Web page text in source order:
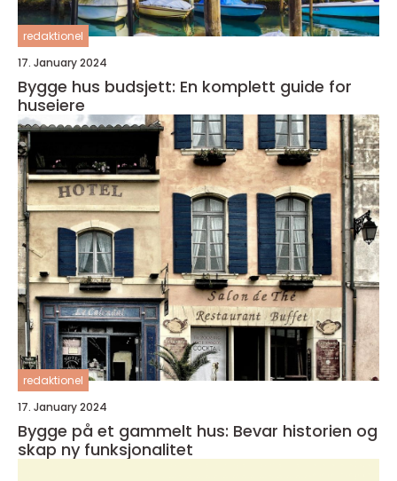
redaktionel
17. January 2024
Bygge hus budsjett: En komplett guide for
huseiere
redaktionel
17. January 2024
Bygge på et gammelt hus: Bevar historien og
skap ny funksjonalitet